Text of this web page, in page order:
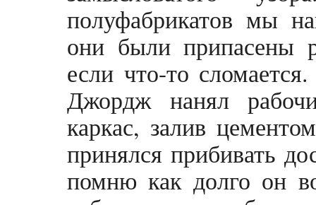
полуфабрикатов мы
они были припасены
если что-то
Джордж нанял
каркас, залив
принялся прибивать
помню как долго он